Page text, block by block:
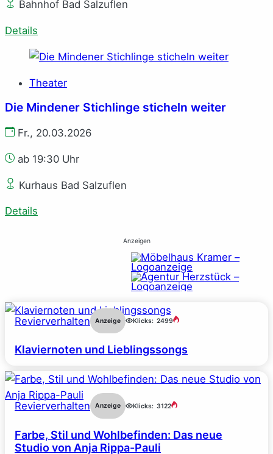
Bahnhof Bad Salzuflen
Details
Theater
Die Mindener Stichlinge sticheln weiter
Fr., 20.03.2026
ab 19:30 Uhr
Kurhaus Bad Salzuflen
Details
Anzeigen
Revierverhalten Anzeige Klicks: 2499
Klaviernoten und Lieblingssongs
Revierverhalten Anzeige Klicks: 3122
Farbe, Stil und Wohlbefinden: Das neue
Studio von Anja Rippa-Pauli